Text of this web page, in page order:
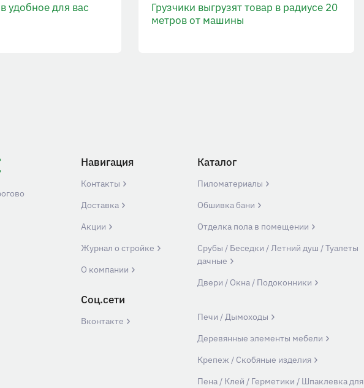
удобное для вас
Грузчики выгрузят товар в радиусе 20
метров от машины
Навигация
Контакты
Доставка
Акции
Журнал о стройке
О компании
Соц.сети
Вконтакте
Каталог
Пиломатериалы
Обшивка бани
Отделка пола в помещении
Срубы / Беседки / Летний душ / Туалеты
дачные
Двери / Окна / Подоконники
Печи / Дымоходы
Деревянные элементы мебели
Крепеж / Скобяные изделия
Пена / Клей / Герметики / Шпаклевка для